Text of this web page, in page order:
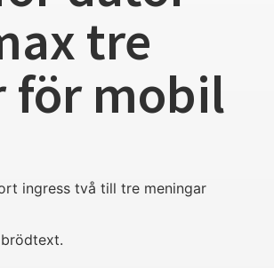
tre
för mobil
ingress två till tre meningar